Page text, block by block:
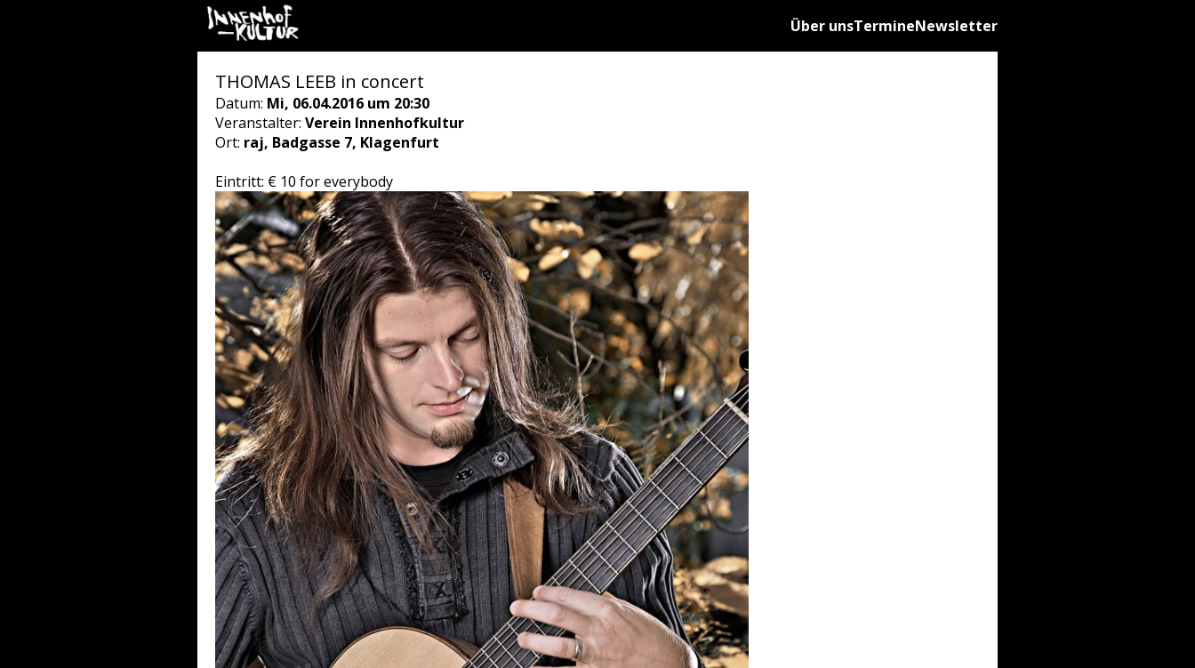
Über unsTermineNewsletter
THOMAS LEEB in concert
Datum: Mi, 06.04.2016 um 20:30
Veranstalter: Verein Innenhofkultur
Ort: raj, Badgasse 7, Klagenfurt
Eintritt: € 10 for everybody